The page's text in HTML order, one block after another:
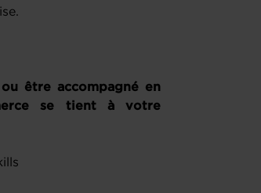
être accompagné en
se tient à votre